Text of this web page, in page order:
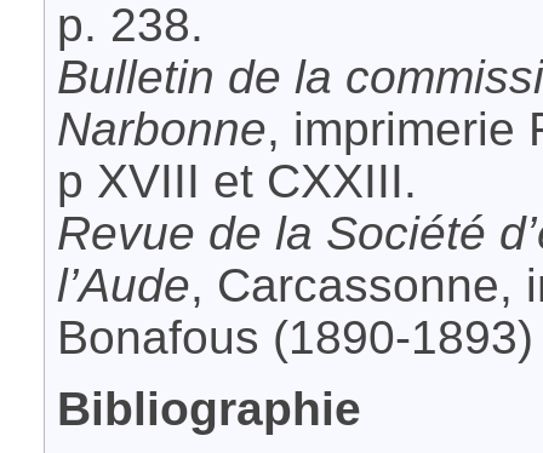
p. 238.
Bulletin de la
Narbonne, imprimerie
p XVIII et CXXIII.
Revue de la Société
l’Aude, Carcassonne,
Bonafous (1890-
Bibliographie